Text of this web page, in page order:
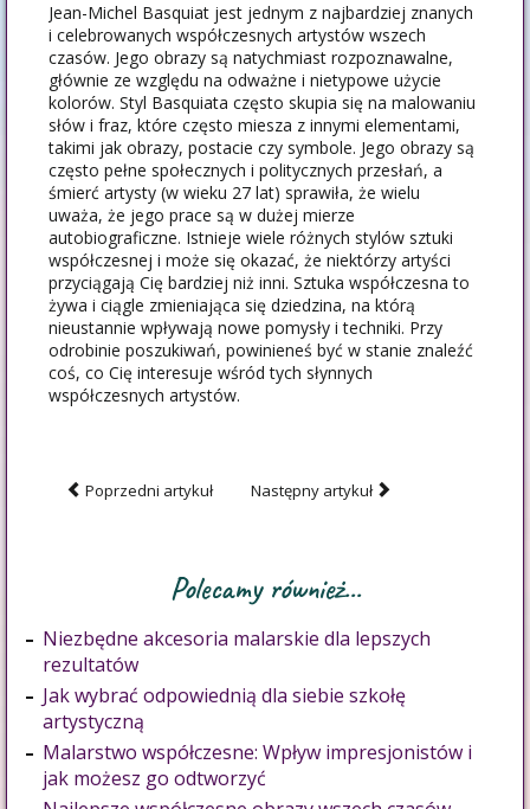
Jean-Michel Basquiat jest jednym z najbardziej znanych
i celebrowanych współczesnych artystów wszech
czasów. Jego obrazy są natychmiast rozpoznawalne,
głównie ze względu na odważne i nietypowe użycie
kolorów. Styl Basquiata często skupia się na malowaniu
słów i fraz, które często miesza z innymi elementami,
takimi jak obrazy, postacie czy symbole. Jego obrazy są
często pełne społecznych i politycznych przesłań, a
śmierć artysty (w wieku 27 lat) sprawiła, że wielu
uważa, że jego prace są w dużej mierze
autobiograficzne. Istnieje wiele różnych stylów sztuki
współczesnej i może się okazać, że niektórzy artyści
przyciągają Cię bardziej niż inni. Sztuka współczesna to
żywa i ciągle zmieniająca się dziedzina, na którą
nieustannie wpływają nowe pomysły i techniki. Przy
odrobinie poszukiwań, powinieneś być w stanie znaleźć
coś, co Cię interesuje wśród tych słynnych
współczesnych artystów.
Poprzedni artykuł Następny artykuł
Polecamy również...
Niezbędne akcesoria malarskie dla lepszych
rezultatów
Jak wybrać odpowiednią dla siebie szkołę
artystyczną
Malarstwo współczesne: Wpływ impresjonistów i
jak możesz go odtworzyć